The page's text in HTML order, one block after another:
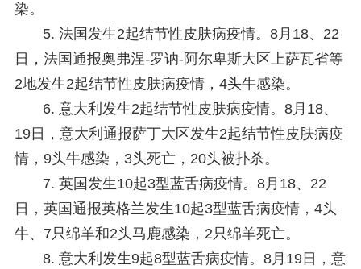
染。
5. 法国发生2起结节性皮肤病疫情。8月18、22
日，法国通报奥弗涅-罗讷-阿尔卑斯大区上萨瓦省等
2地发生2起结节性皮肤病疫情，4头牛感染。
6. 意大利发生2起结节性皮肤病疫情。8月18、
19日，意大利通报萨丁大区发生2起结节性皮肤病疫
情，9头牛感染，3头死亡，20头被扑杀。
7. 英国发生10起3型蓝舌病疫情。8月18、22
日，英国通报英格兰发生10起3型蓝舌病疫情，4头
牛、7只绵羊和2头马鹿感染，2只绵羊死亡。
8. 意大利发生9起8型蓝舌病疫情。8月19日，意